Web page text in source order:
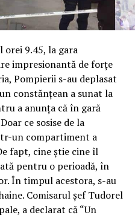
orei 9.45, la gara
impresionantă de forțe
Pompierii s-au deplasat
constănțean a sunat la
a anunța că în gară
ce sosise de la
un compartiment a
fapt, cine știe cine îl
pentru o perioadă, în
În timpul acestora, s-au
Comisarul șef Tudorel
a declarat că “Un